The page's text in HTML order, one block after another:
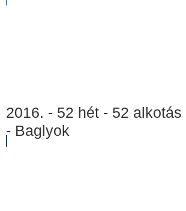
2016. - 52 hét - 52
- Baglyok